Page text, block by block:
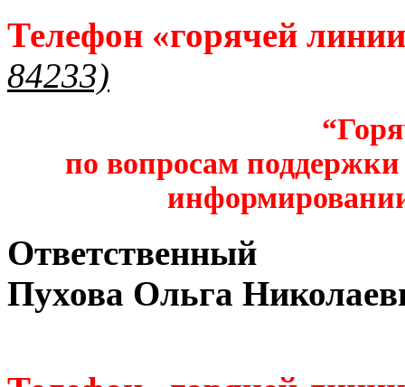
Телефон «горячей
84233)
по вопросам поддержки
Ответственный
Пухова Ольга